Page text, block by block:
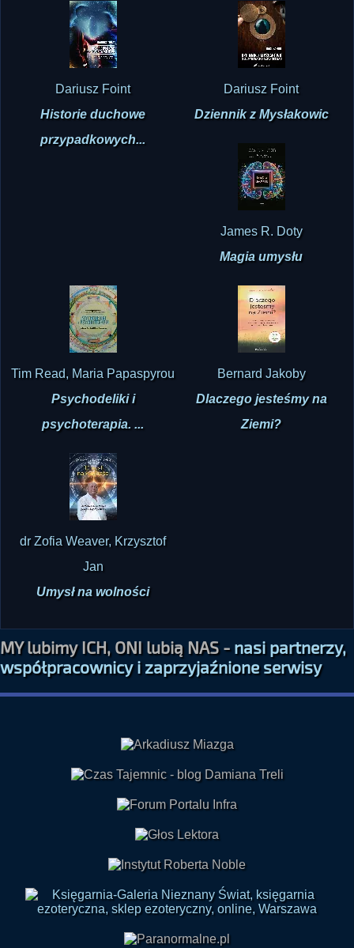
Dariusz Foint
Historie duchowe
przypadkowych...
Dariusz Foint
Dziennik z Mysłakowic
James R. Doty
Magia umysłu
Tim Read, Maria Papaspyrou
Psychodeliki i
psychoterapia. ...
Bernard Jakoby
Dlaczego jesteśmy na
Ziemi?
dr Zofia Weaver, Krzysztof
Jan
Umysł na wolności
MY lubimy ICH, ONI lubią NAS -nasi partnerzy,
współpracownicy i zaprzyjaźnione serwisy